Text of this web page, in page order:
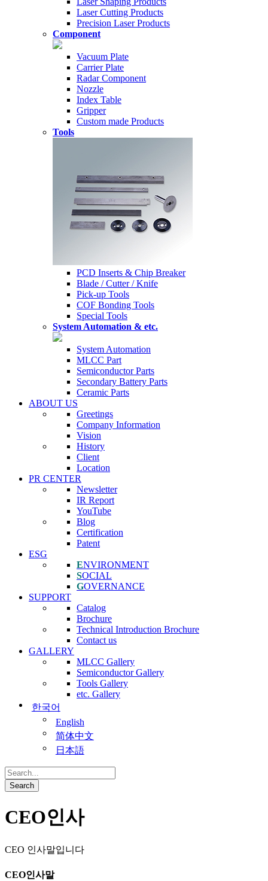
Laser Cutting Products
Precision Laser Products
Component
Vacuum Plate
Carrier Plate
Radar Component
Nozzle
Index Table
Gripper
Custom made Products
Tools
PCD Inserts & Chip Breaker
Blade / Cutter / Knife
Pick-up Tools
COF Bonding Tools
Special Tools
System Automation & etc.
System Automation
MLCC Part
Semiconductor Parts
Secondary Battery Parts
Ceramic Parts
ABOUT US
Greetings
Company Information
Vision
History
Client
Location
PR CENTER
Newsletter
IR Report
YouTube
Blog
Certification
Patent
ESG
ENVIRONMENT
SOCIAL
GOVERNANCE
SUPPORT
Catalog
Brochure
Technical Introduction Brochure
Contact us
GALLERY
MLCC Gallery
Semiconductor Gallery
Tools Gallery
etc. Gallery
한국어
English
简体中文
日本語
CEO인사
CEO 인사말입니다
CEO인사말